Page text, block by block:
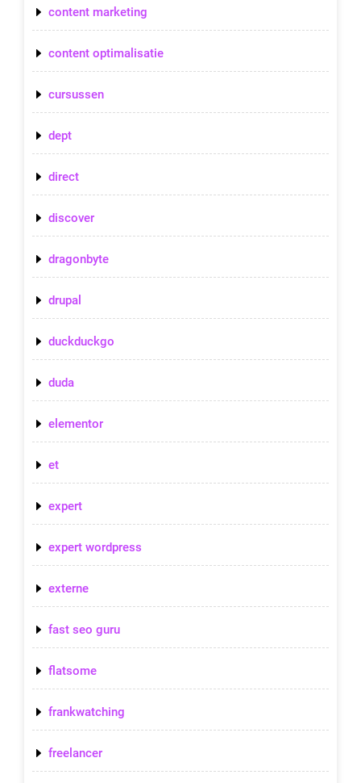
content marketing
content optimalisatie
cursussen
dept
direct
discover
dragonbyte
drupal
duckduckgo
duda
elementor
et
expert
expert wordpress
externe
fast seo guru
flatsome
frankwatching
freelancer